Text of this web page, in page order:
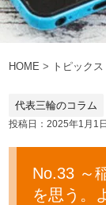
HOME > トピックス
代表三輪のコラム
投稿日：2025年1月1日
No.33 ～
を思う。